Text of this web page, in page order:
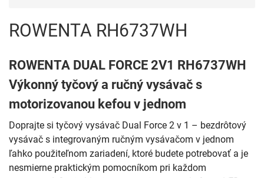
ROWENTA RH6737WH
ROWENTA DUAL FORCE 2V1 RH6737WH
Výkonný tyčový a ručný vysávač s
motorizovanou kefou v jednom
Doprajte si tyčový vysávač Dual Force 2 v 1 – bezdrôtový
vysávač s integrovaným ručným vysávačom v jednom
ľahko použiteľnom zariadení, ktoré budete potrebovať a je
nesmierne praktickým pomocníkom pri každom